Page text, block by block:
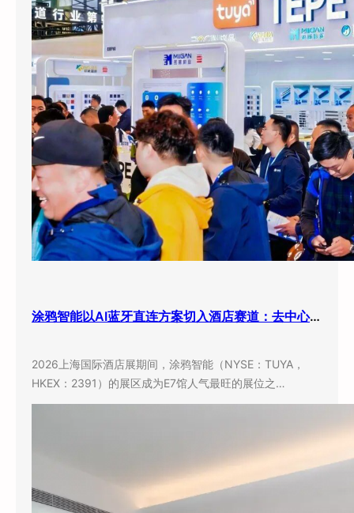
涂鸦智能以AI蓝牙直连方案切入酒店赛道：去中心化架构破解智能化改造三大痛点
2026上海国际酒店展期间，涂鸦智能（NYSE：TUYA，
HKEX：2391）的展区成为E7馆人气最旺的展位之…